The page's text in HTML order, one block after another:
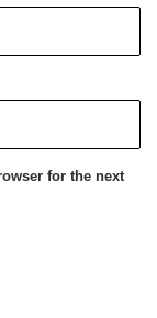
for the next